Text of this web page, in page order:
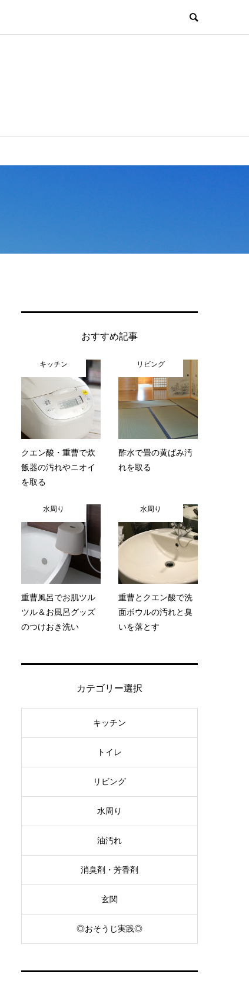
おすすめ記事
キッチン
クエン酸・重曹で炊
飯器の汚れやニオイ
を取る
リビング
酢水で畳の黄ばみ汚
れを取る
水周り
重曹風呂でお肌ツル
ツル＆お風呂グッズ
のつけおき洗い
水周り
重曹とクエン酸で洗
面ボウルの汚れと臭
いを落とす
カテゴリー選択
キッチン
トイレ
リビング
水周り
油汚れ
消臭剤・芳香剤
玄関
◎おそうじ実践◎